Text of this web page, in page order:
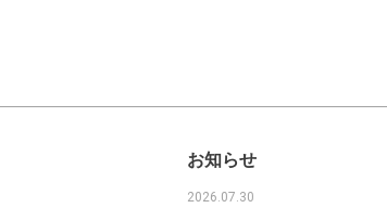
お知らせ
2026.07.30